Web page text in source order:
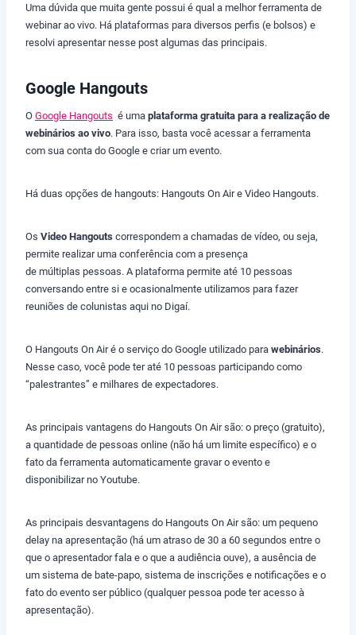
Uma dúvida que muita gente possui é qual a melhor ferramenta de
webinar ao vivo. Há plataformas para diversos perfis (e bolsos) e
resolvi apresentar nesse post algumas das principais.
Google Hangouts
O Google Hangouts é uma plataforma gratuita para a realização de
webinários ao vivo. Para isso, basta você acessar a ferramenta
com sua conta do Google e criar um evento.
Há duas opções de hangouts: Hangouts On Air e Video Hangouts.
Os Video Hangouts correspondem a chamadas de vídeo, ou seja,
permite realizar uma conferência com a presença
de múltiplas pessoas. A plataforma permite até 10 pessoas
conversando entre si e ocasionalmente utilizamos para fazer
reuniões de colunistas aqui no Digaí.
O Hangouts On Air é o serviço do Google utilizado para webinários.
Nesse caso, você pode ter até 10 pessoas participando como
“palestrantes” e milhares de expectadores.
As principais vantagens do Hangouts On Air são: o preço (gratuito),
a quantidade de pessoas online (não há um limite específico) e o
fato da ferramenta automaticamente gravar o evento e
disponibilizar no Youtube.
As principais desvantagens do Hangouts On Air são: um pequeno
delay na apresentação (há um atraso de 30 a 60 segundos entre o
que o apresentador fala e o que a audiência ouve), a ausência de
um sistema de bate-papo, sistema de inscrições e notificações e o
fato do evento ser público (qualquer pessoa pode ter acesso à
apresentação).